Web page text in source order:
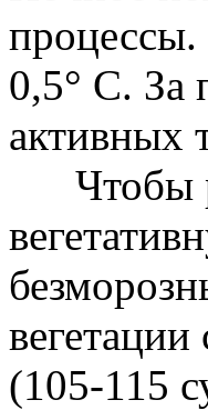
процессы.
0,5° С. За
активных
Чтобы
(105-115